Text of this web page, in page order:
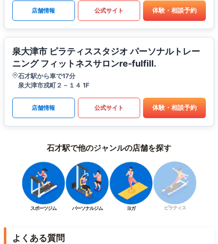
店舗情報 公式サイト 体験・相談予約
泉大津市 ピラティススタジオ パーソナルトレー
ニング フィットネスサロンre-fulfill.
石才駅から車で17分
泉大津市戎町２－１４ 1F
店舗情報 公式サイト 体験・相談予約
石才駅で他のジャンルの店舗を探す
スポーツジム パーソナルジム ヨガ ピラティス
よくある質問